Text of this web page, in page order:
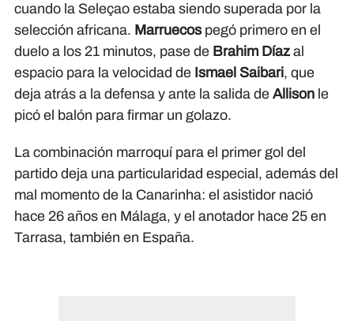
cuando la Seleçao estaba siendo superada por la
selección africana. Marruecospegó primero en el
duelo a los 21 minutos, pase de Brahim Díazal
espacio para la velocidad de Ismael Saibari, que
deja atrás a la defensa y ante la salida de Allison le
picó el balón para firmar un golazo.
La combinación marroquí para el primer gol del
partido deja una particularidad especial, además del
mal momento de la Canarinha: el asistidor nació
hace 26 años en Málaga, y el anotador hace 25 en
Tarrasa, también en España.